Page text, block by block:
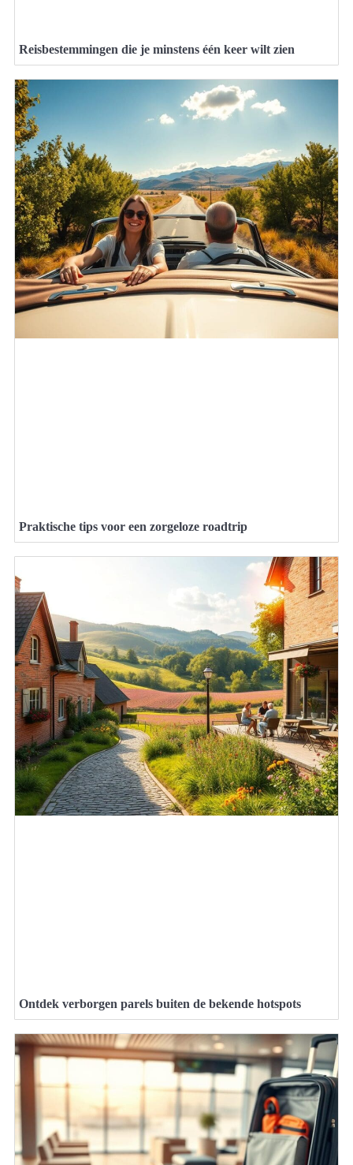
Reisbestemmingen die je minstens één keer wilt zien
Praktische tips voor een zorgeloze roadtrip
Ontdek verborgen parels buiten de bekende hotspots